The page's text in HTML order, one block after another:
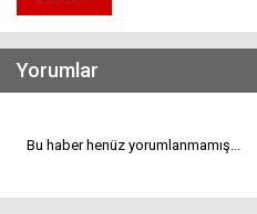
Yorumlar
Bu haber henüz yorumlanmamış...